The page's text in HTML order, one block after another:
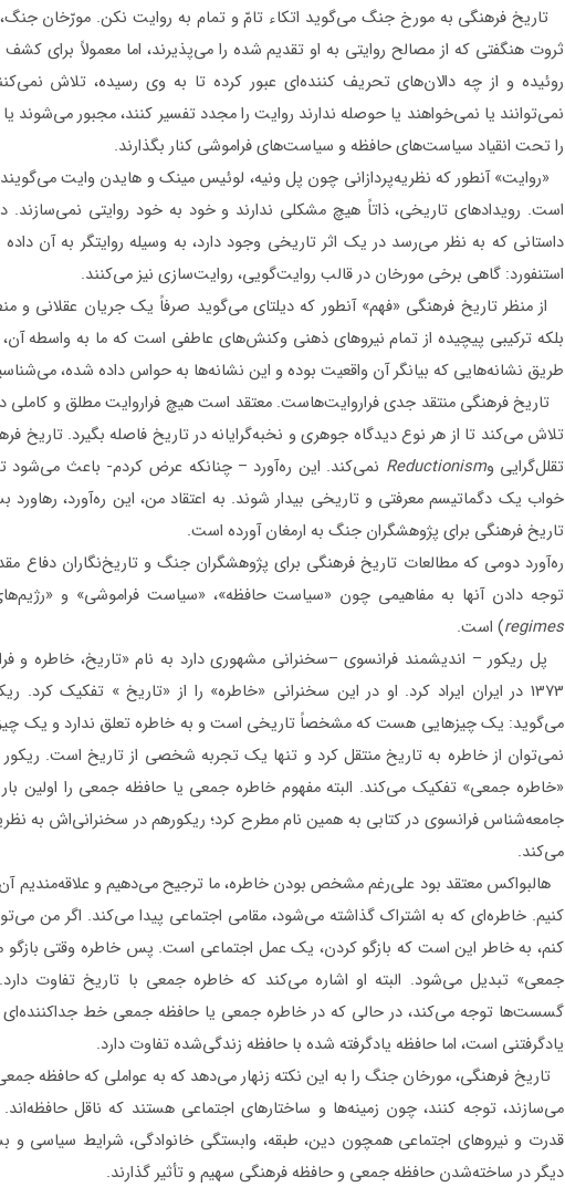
تاریخ فرهنگی به مورخ جنگ می‌گوید اتکاء تامّ و تمام به روایت نکن. مورّخان
ثروت هنگفتی که از مصالح روایتی به او تقدیم شده را می‌پذیرند، اما معمولاً برای
روئیده و از چه دالان‌های تحریف کننده‌ای عبور کرده تا به وی رسیده، تلاش
نمی‌توانند یا نمی‌خواهند یا حوصله ندارند روایت را مجدد تفسیر کنند، مجبور می‌شوند یا
را تحت انقیاد سیاست‌های حافظه و سیاست‌های فراموشی کنار بگذارند.
«روایت» آنطور که نظریه‌پردازانی چون پل ونیه، لوئیس مینک و هایدن وایت
است. رویدادهای تاریخی، ذاتاً هیچ مشکلی ندارند و خود به خود روایتی نمی‌سازند.
داستانی که به نظر می‌رسد در یک اثر تاریخی وجود دارد، به وسیله روایتگر به آن
استنفورد: گاهی برخی مورخان در قالب روایت‌گویی، روایت‌سازی نیز می‌کنند.
از منظر تاریخ فرهنگی «فهم» آنطور که دیلتای می‌گوید صرفاً یک جریان عقلانی
بلکه ترکیبی پیچیده از تمام نیروهای ذهنی وکنش‌های عاطفی است که ما به واسطه آن،
طریق نشانه‌هایی که بیانگر آن واقعیت بوده و این نشانه‌ها به حواس داده شده،
تاریخ فرهنگی منتقد جدی فراروایت‌هاست. معتقد است هیچ فراروایت مطلق و کاملی
تلاش می‌کند تا از هر نوع دیدگاه جوهری و نخبه‌گرایانه در تاریخ فاصله بگیرد. تاریخ
تقلل‌گرایی وReductionism نمی‌کند. این ره‌آورد – چنانکه عرض کردم- باعث می‌شود
خواب یک دگماتیسم معرفتی و تاریخی بیدار شوند. به اعتقاد من، این ره‌آورد، رهاورد
تاریخ فرهنگی برای پژوهشگران جنگ به ارمغان آورده است.
ره‌آورد دومی که مطالعات تاریخ فرهنگی برای پژوهشگران جنگ و تاریخ‌نگاران دفاع
توجه‌ دادن آنها به مفاهیمی چون «سیاست حافظه»، «سیاست فراموشی» و
regimes) است.
پل ریکور – اندیشمند فرانسوی –سخنرانی مشهوری دارد به نام «تاریخ، خاطره و
1373 در ایران ایراد کرد. او در این سخنرانی «خاطره» را از «تاریخ » تفکیک کرد.
می‌گوید: یک چیزهایی هست که مشخصاً تاریخی است و به خاطره تعلق ندارد و یک
نمی‌توان از خاطره به تاریخ منتقل کرد و تنها یک تجربه شخصی از تاریخ است. ریکور
«خاطره جمعی» تفکیک می‌کند. البته مفهوم خاطره جمعی یا حافظه جمعی را اولین
جامعه‌شناس فرانسوی در کتابی به همین نام مطرح کرد؛ ریکورهم در سخنرانی‌اش به
می‌کند.
هالبواکس معتقد بود علی‌رغم مشخص‌ بودن خاطره، ما ترجیح می‌دهیم و علاقه‌مندیم آن
کنیم. خاطره‌ای که به اشتراک گذاشته می‌شود، مقامی اجتماعی پیدا می‌کند. اگر من
کنم، به خاطر این است که بازگو کردن، یک عمل اجتماعی است. پس خاطره وقتی
جمعی» تبدیل می‌شود. البته او اشاره می‌کند که خاطره جمعی با تاریخ تفاوت
گسست‌ها توجه می‌کند، در حالی که در خاطره جمعی یا حافظه جمعی خط جداکننده‌ای
یادگرفتنی است، اما حافظه یادگرفته شده با حافظه زندگی‌شده تفاوت دارد.
تاریخ فرهنگی، مورخان جنگ را به این نکته زنهار می‌دهد که به عواملی که حافظه
می‌سازند، توجه کنند، چون زمینه‌ها و ساختارهای اجتماعی هستند که ناقل حافظه‌اند.
قدرت و نیروهای اجتماعی همچون دین، طبقه، وابستگی خانوادگی، شرایط سیاسی و
دیگر در ساخته‌شدن حافظه جمعی و حافظه فرهنگی سهیم و تأثیر گذارند.